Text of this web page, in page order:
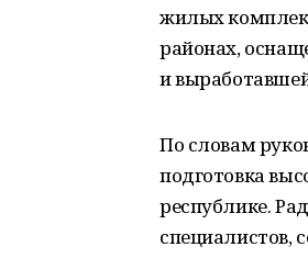
жилых
районах,
и
По словам
подготовка
республике.
специалистов,